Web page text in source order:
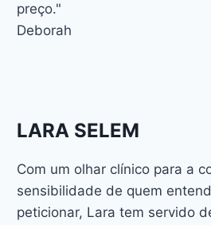
preço."
Deborah
LARA SELEM
Com um olhar clínico para a
sensibilidade de quem
peticionar, Lara tem servido